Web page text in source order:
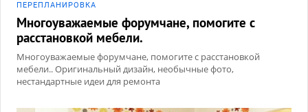
ПЕРЕПЛАНИРОВКА
Многоуважаемые форумчане, помогите с
расстановкой мебели.
Многоуважаемые форумчане, помогите с расстановкой
мебели.. Оригинальный дизайн, необычные фото,
нестандартные идеи для ремонта